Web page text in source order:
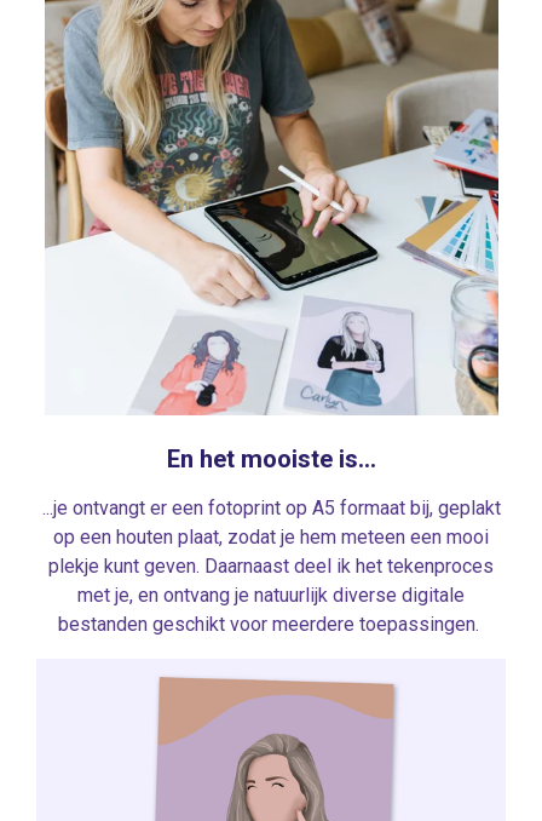
En het mooiste is...
...je ontvangt er een fotoprint op A5 formaat bij, geplakt
op een houten plaat, zodat je hem meteen een mooi
plekje kunt geven. Daarnaast deel ik het tekenproces
met je, en ontvang je natuurlijk diverse digitale
bestanden geschikt voor meerdere toepassingen.